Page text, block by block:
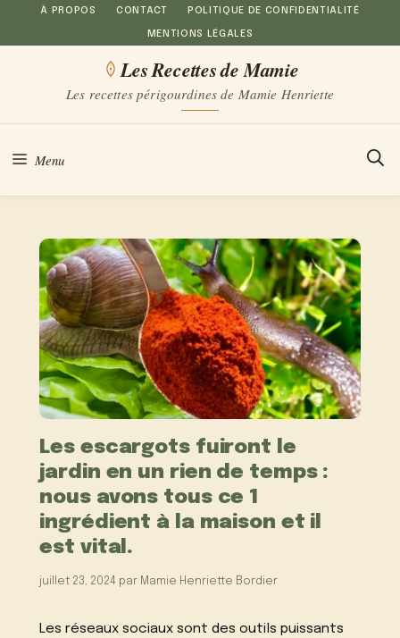
Aller
au
À PROPOS CONTACT POLITIQUE DE CONFIDENTIALITÉ
MENTIONS LÉGALES
Les Recettes de Mamie
Les recettes périgourdines de Mamie Henriette
Menu
Les escargots fuiront le
jardin en un rien de temps :
nous avons tous ce 1
ingrédient à la maison et il
est vital.
juillet 23, 2024 par Mamie Henriette Bordier
Les réseaux sociaux sont des outils puissants